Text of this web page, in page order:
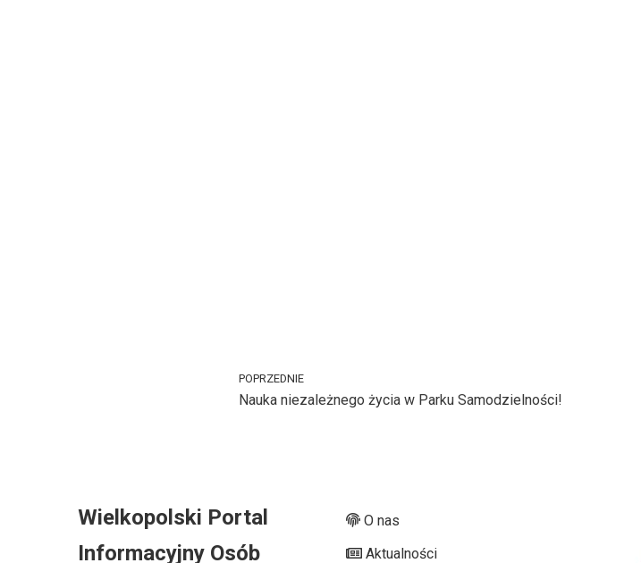
POPRZEDNIE
Nauka niezależnego życia w Parku Samodzielności!
Wielkopolski Portal
Informacyjny Osób
O nas
Aktualności